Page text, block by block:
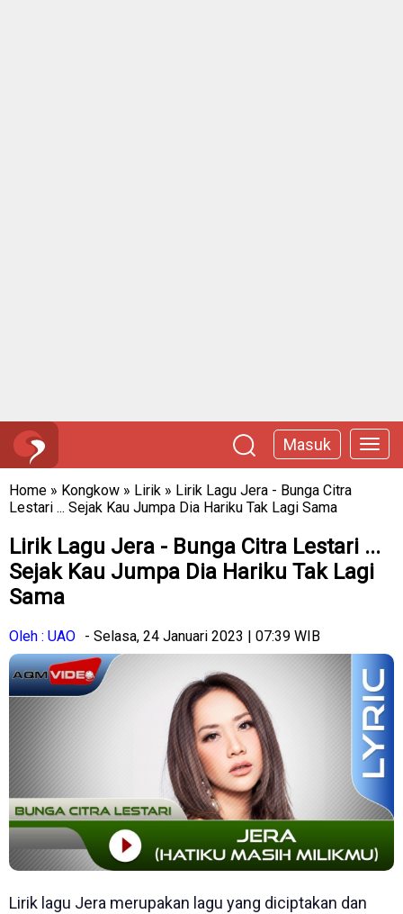
Masuk
Home » Kongkow » Lirik » Lirik Lagu Jera - Bunga Citra
Lestari ... Sejak Kau Jumpa Dia Hariku Tak Lagi Sama
Lirik Lagu Jera - Bunga Citra Lestari ...
Sejak Kau Jumpa Dia Hariku Tak Lagi
Sama
Oleh : UAO - Selasa, 24 Januari 2023 | 07:39 WIB
Lirik lagu Jera merupakan lagu yang diciptakan dan